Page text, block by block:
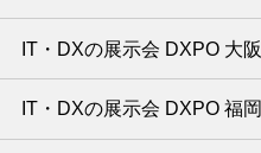
IT・DXの展示会 DXPO 大阪
IT・DXの展示会 DXPO 福岡